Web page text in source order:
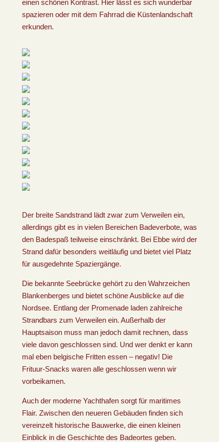
einen schönen Kontrast. Hier lässt es sich wunderbar
spazieren oder mit dem Fahrrad die Küstenlandschaft
erkunden.
Der breite Sandstrand lädt zwar zum Verweilen ein,
allerdings gibt es in vielen Bereichen Badeverbote, was
den Badespaß teilweise einschränkt. Bei Ebbe wird der
Strand dafür besonders weitläufig und bietet viel Platz
für ausgedehnte Spaziergänge.
Die bekannte Seebrücke gehört zu den Wahrzeichen
Blankenberges und bietet schöne Ausblicke auf die
Nordsee. Entlang der Promenade laden zahlreiche
Strandbars zum Verweilen ein. Außerhalb der
Hauptsaison muss man jedoch damit rechnen, dass
viele davon geschlossen sind. Und wer denkt er kann
mal eben belgische Fritten essen – negativ! Die
Frituur-Snacks waren alle geschlossen wenn wir
vorbeikamen.
Auch der moderne Yachthafen sorgt für maritimes
Flair. Zwischen den neueren Gebäuden finden sich
vereinzelt historische Bauwerke, die einen kleinen
Einblick in die Geschichte des Badeortes geben.